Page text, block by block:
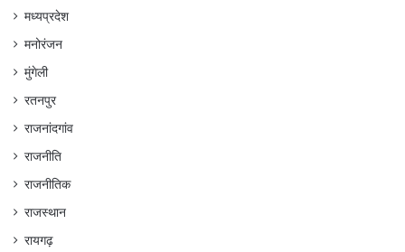
मध्यप्रदेश
मनोरंजन
मुंगेली
रतनपुर
राजनांदगांव
राजनीति
राजनीतिक
राजस्थान
रायगढ़